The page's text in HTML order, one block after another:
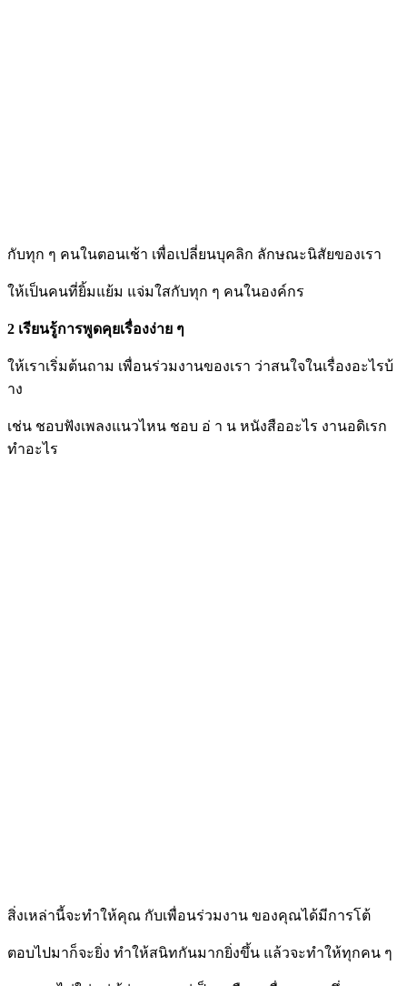
กับทุก ๆ คนในตอนเช้า เพื่อเปลี่ยนบุคลิก ลักษณะนิสัยของเรา
ให้เป็นคนที่ยิ้มแย้ม แจ่มใสกับทุก ๆ คนในองค์กร
2 เรียนรู้การพูดคุยเรื่องง่าย ๆ
ให้เราเริ่มต้นถาม เพื่อนร่วมงานของเรา ว่าสนใจในเรื่องอะไรบ้
าง
เช่น ชอบฟังเพลงแนวไหน ชอบ อ่ า น หนังสืออะไร งานอดิเรก
ทำอะไร
สิ่งเหล่านี้จะทำให้คุณ กับเพื่อนร่วมงาน ของคุณได้มีการโต้
ตอบไปมาก็จะยิ่ง ทำให้สนิทกันมากยิ่งขึ้น แล้วจะทำให้ทุกคน ๆ